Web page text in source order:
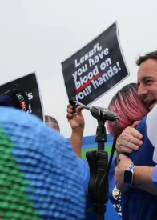
économique positive